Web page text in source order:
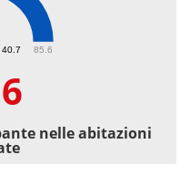
40.7 85.6
nelle abitazioni